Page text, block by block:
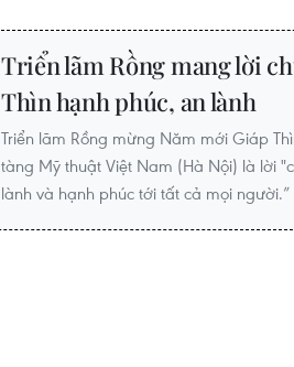
Triển lãm Rồng mang lời
Thìn hạnh phúc, an lành
Triển lãm Rồng mừng Năm mới Giáp
tàng Mỹ thuật Việt Nam (Hà Nội) là lời
lành và hạnh phúc tới tất cả mọi người.”